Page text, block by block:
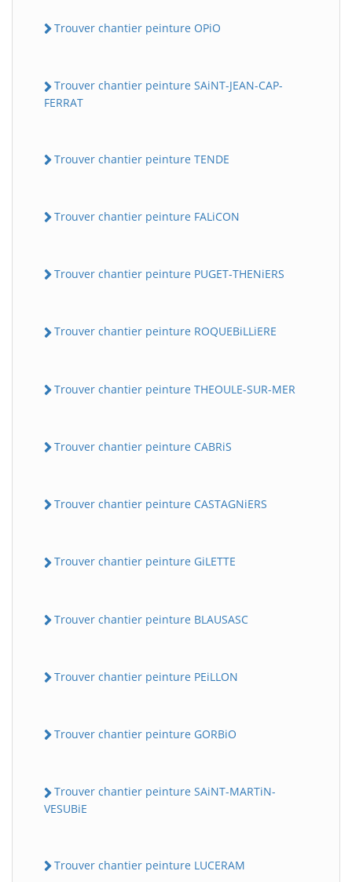
Trouver chantier peinture OPiO
Trouver chantier peinture SAiNT-JEAN-CAP-
FERRAT
Trouver chantier peinture TENDE
Trouver chantier peinture FALiCON
Trouver chantier peinture PUGET-THENiERS
Trouver chantier peinture ROQUEBiLLiERE
Trouver chantier peinture THEOULE-SUR-MER
Trouver chantier peinture CABRiS
Trouver chantier peinture CASTAGNiERS
Trouver chantier peinture GiLETTE
Trouver chantier peinture BLAUSASC
Trouver chantier peinture PEiLLON
Trouver chantier peinture GORBiO
Trouver chantier peinture SAiNT-MARTiN-
VESUBiE
Trouver chantier peinture LUCERAM